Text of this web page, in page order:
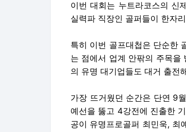
이번 대회는 누트라코스의 신
실력파 직장인 골퍼들이 한자
특히 이번 골프대첩은 단순한
는 점에서 업계 안팎의 주목을
의 유명 대기업들도 대거 출전
가장 뜨거웠던 순간은 단연 9
예선을 뚫고 4강전에 진출한
공이 유명프로골퍼 최민욱, 최